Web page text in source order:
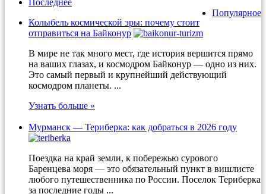
Популярное
Колыбель космической эры: почему стоит
отправиться на Байконур
В мире не так много мест, где история вершится прямо
на ваших глазах, и космодром Байконур — одно из них.
Это самый первый и крупнейший действующий
космодром планеты. ...
Узнать больше »
Мурманск — Териберка: как добраться в 2026 году
Поездка на край земли, к побережью сурового
Баренцева моря — это обязательный пункт в вишлисте
любого путешественника по России. Поселок Териберка
за последние годы ...